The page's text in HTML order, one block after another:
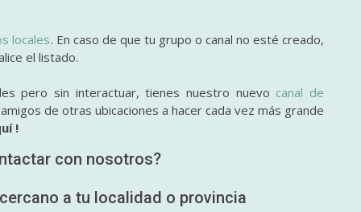
locales. En caso de que tu grupo o canal no esté creado,
el listado.
pero sin interactuar, tienes nuestro nuevo canal de
de otras ubicaciones a hacer cada vez más grande
!
con nosotros?
a tu localidad o provincia